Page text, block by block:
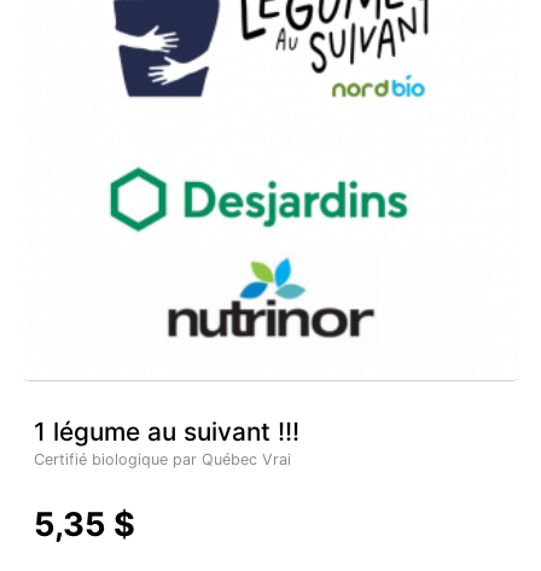
1 légume au suivant !!!
Certifié biologique par Québec Vrai
5,35 $